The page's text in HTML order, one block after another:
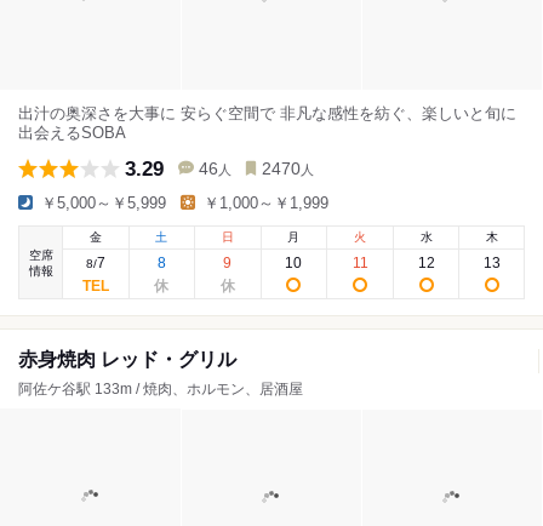
出汁の奥深さを大事に 安らぐ空間で 非凡な感性を紡ぐ、楽しいと旬に
出会えるSOBA
3.29 46 人 2470 人
￥5,000～￥5,999 ￥1,000～￥1,999
空席
情報
金
8/7
土
8
日
9
月
10
火
11
水
12
木
13
赤身焼肉 レッド・グリル
阿佐ケ谷駅 133m / 焼肉、ホルモン、居酒屋